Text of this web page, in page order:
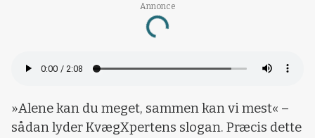
Annonce
Loading...
»Alene kan du meget, sammen kan vi mest« –
sådan lyder KvægXpertens slogan. Præcis dette